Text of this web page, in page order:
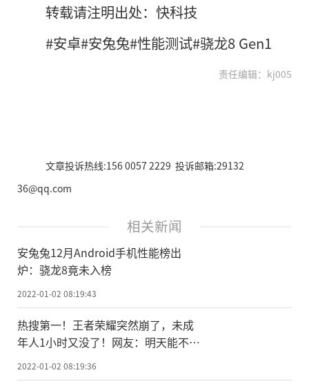
转载请注明出处：快科技
#安卓#安兔兔#性能测试#骁龙8 Gen1
责任编辑：kj005
文章投诉热线:156 0057 2229 投诉邮箱:29132
36@qq.com
相关新闻
安兔兔12月Android手机性能榜出
炉：骁龙8竟未入榜
2022-01-02 08:19:43
热搜第一！王者荣耀突然崩了，未成
年人1小时又没了！网友：明天能不能
还我！最新回应来了；西安两防疫人
员殴打市民，被拘留7天
2022-01-02 08:19:36